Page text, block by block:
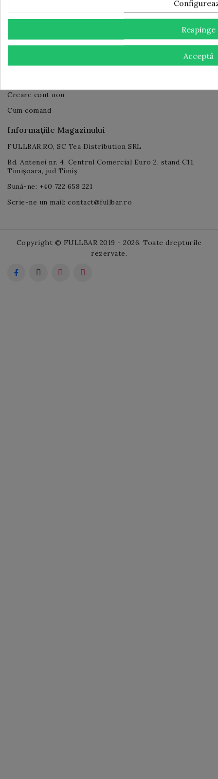
Comunicat de presă finalizare implementare proiect
PNRR
Log in
Contul tău
Creare cont nou
Cum comand
Informațiile Magazinului
FULLBAR.RO, SC Tea Distribution SRL
Bd. Antenei nr. 4, Centrul Comercial Euro 2, stand C11,
Timișoara, jud Timiș
Sună-ne: +40 722 658 221
Scrie-ne un mail: contact@fullbar.ro
Copyright © FULLBAR 2019 - 2026. Toate drepturile
rezervate.
Respinge
Acceptă